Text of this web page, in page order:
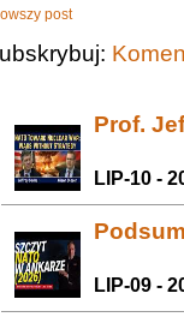
post
Prof.
LIP-10 -
LIP-09 -